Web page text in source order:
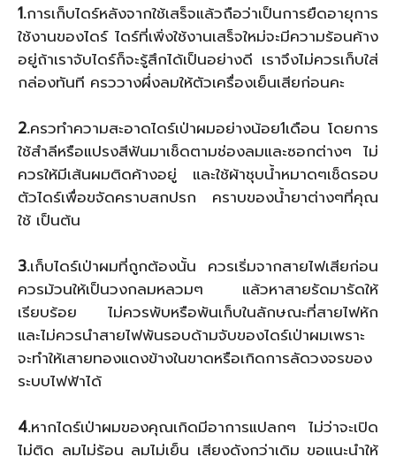
1.การเก็บไดร์หลังจากใช้เสร็จแล้วถือว่าเป็นการยืดอายุการ
ใช้งานของไดร์ ไดร์ที่เพิ่งใช้งานเสร็จใหม่จะมีความร้อนค้าง
อยู่ถ้าเราจับไดร์ก็จะรู้สึกได้เป็นอย่างดี เราจึงไม่ควรเก็บใส่
กล่องทันที ครววางผึ่งลมให้ตัวเครื่องเย็นเสียก่อนคะ
2.ครวทำความสะอาดไดร์เป่าผมอย่างน้อย1เดือน โดยการ
ใช้สำลีหรือแปรงสีฟันมาเช็ดตามช่องลมและซอกต่างๆ ไม่
ควรให้มีเส้นผมติดค้างอยู่ และใช้ผ้าชุบน้ำหมาดๆเช็ดรอบ
ตัวไดร์เพื่อขจัดคราบสกปรก คราบของน้ำยาต่างๆที่คุณ
ใช้ เป็นต้น
3.เก็บไดร์เป่าผมที่ถูกต้องนั้น ควรเริ่มจากสายไฟเสียก่อน
ควรม้วนให้เป็นวงกลมหลวมๆ แล้วหาสายรัดมารัดให้
เรียบร้อย ไม่ควรพับหรือพันเก็บในลักษณะที่สายไฟหัก
และไม่ควรนำสายไฟพันรอบด้ามจับของไดร์เป่าผมเพราะ
จะทำให้เสายทองแดงข้างในขาดหรือเกิดการลัดวงจรของ
ระบบไฟฟ้าได้
4.หากไดร์เป่าผมของคุณเกิดมีอาการแปลกๆ ไม่ว่าจะเปิด
ไม่ติด ลมไม่ร้อน ลมไม่เย็น เสียงดังกว่าเดิม ขอแนะนำให้